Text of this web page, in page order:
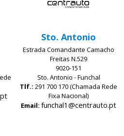
Sto. Antonio
Estrada Comandante Camacho
Freitas N.529
9020-151
Sto. Antonio - Funchal
Tlf.:291 700 170 (Chamada Rede
Fixa Nacional)
Email: funchal1@centrauto.pt